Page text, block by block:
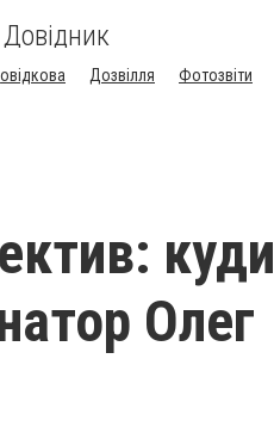
Довідник
Дозвілля Фотозвіти
куди
Олег